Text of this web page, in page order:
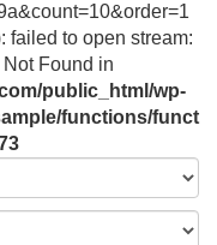
failed to open stream:
Found in
public_html/wp-
functions/funct